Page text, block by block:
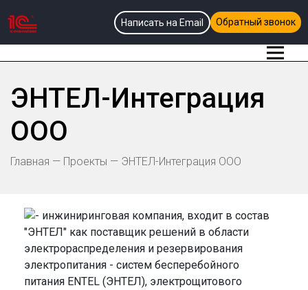
Написать на Email Обратный звонок
ЭНТЕЛ-Интеграция
ООО
Главная — Проекты — ЭНТЕЛ-Интеграция ООО